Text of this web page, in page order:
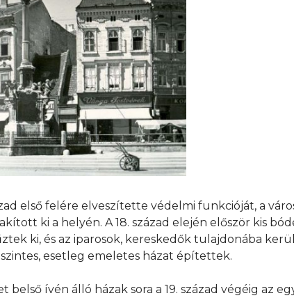
első felére elveszítette védelmi funkcióját, a
ki a helyén. A 18. század elején először kis
ki, és az iparosok, kereskedők tulajdonába
esetleg emeletes házat építettek.
ívén álló házak sora a 19. század végéig az